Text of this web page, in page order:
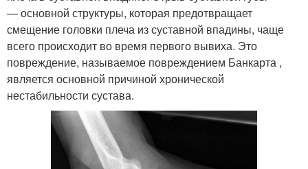
— основной структуры, которая предотвращает
смещение головки плеча из суставной впадины, чаще
всего происходит во время первого вывиха. Это
повреждение, называемое повреждением Банкарта ,
является основной причиной хронической
нестабильности сустава.